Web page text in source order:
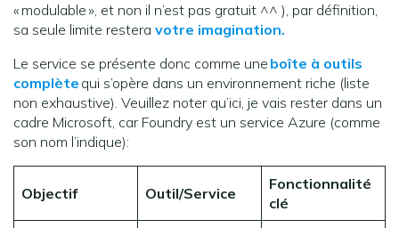
« modulable », et non il n’est pas gratuit ^^ ), par définition,
sa seule limite restera votre imagination.
Le service se présente donc comme une boîte à outils
complète qui s’opère dans un environnement riche (liste
non exhaustive). Veuillez noter qu’ici, je vais rester dans un
cadre Microsoft, car Foundry est un service Azure (comme
son nom l’indique):
Objectif Outil/Service
Fonctionnalité
clé